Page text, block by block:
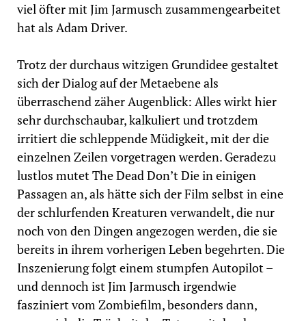
viel öfter mit Jim Jarmusch zusammengearbeitet
hat als Adam Driver.
Trotz der durchaus witzigen Grundidee gestaltet
sich der Dialog auf der Metaebene als
überraschend zäher Augenblick: Alles wirkt hier
sehr durchschaubar, kalkuliert und trotzdem
irritiert die schleppende Müdigkeit, mit der die
einzelnen Zeilen vorgetragen werden. Geradezu
lustlos mutet The Dead Don’t Die in einigen
Passagen an, als hätte sich der Film selbst in eine
der schlurfenden Kreaturen verwandelt, die nur
noch von den Dingen angezogen werden, die sie
bereits in ihrem vorherigen Leben begehrten. Die
Inszenierung folgt einem stumpfen Autopilot –
und dennoch ist Jim Jarmusch irgendwie
fasziniert vom Zombiefilm, besonders dann,